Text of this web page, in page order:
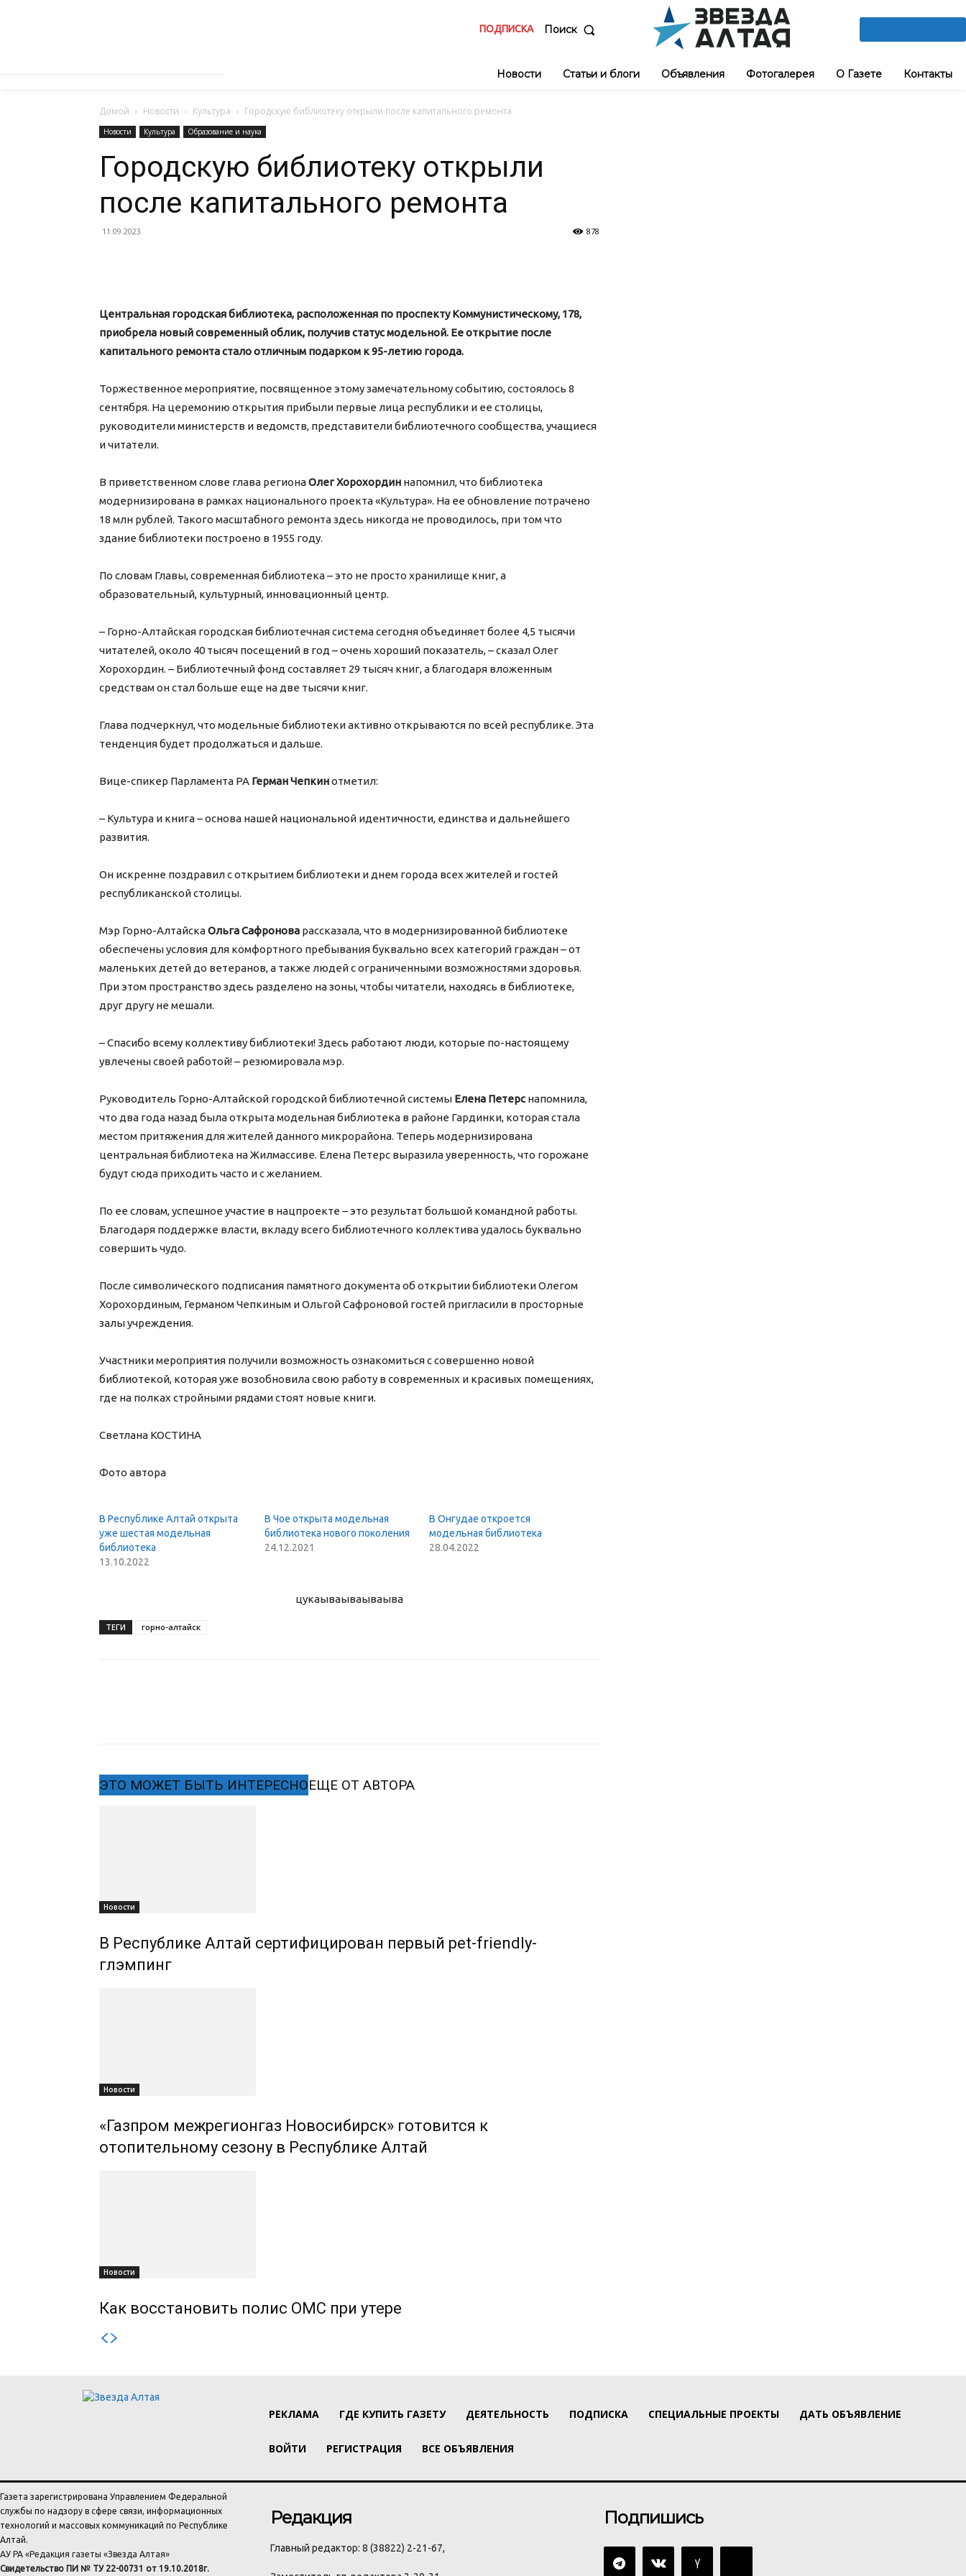
ПОДПИСКА Поиск
Новости Статьи и блоги Объявления Фотогалерея О Газете Контакты
Домой Новости Культура Городскую библиотеку открыли после капитального ремонта
Новости Культура Образование и наука
Городскую библиотеку открыли
после капитального ремонта
11.09.2023 878
Центральная городская библиотека, расположенная по проспекту Коммунистическому, 178,
приобрела новый современный облик, получив статус модельной. Ее открытие после
капитального ремонта стало отличным подарком к 95-летию города.
Торжественное мероприятие, посвященное этому замечательному событию, состоялось 8
сентября. На церемонию открытия прибыли первые лица республики и ее столицы,
руководители министерств и ведомств, представители библиотечного сообщества, учащиеся
и читатели.
В приветственном слове глава регионаОлег Хорохордин напомнил, что библиотека
модернизирована в рамках национального проекта «Культура». На ее обновление потрачено
18 млн рублей. Такого масштабного ремонта здесь никогда не проводилось, при том что
здание библиотеки построено в 1955 году.
По словам Главы, современная библиотека ­– это не просто хранилище книг, а
образовательный, культурный, инновационный центр.
– Горно-Алтайская городская библиотечная система сегодня объединяет более 4,5 тысячи
читателей, около 40 тысяч посещений в год – очень хороший показатель, – сказал Олег
Хорохордин. – Библиотечный фонд составляет 29 тысяч книг, а благодаря вложенным
средствам он стал больше еще на две тысячи книг.
Глава подчеркнул, что модельные библиотеки активно открываются по всей республике. Эта
тенденция будет продолжаться и дальше.
Вице-спикер Парламента РА Герман Чепкинотметил:
– Культура и книга – основа нашей национальной идентичности, единства и дальнейшего
развития.
Он искренне поздравил с открытием библиотеки и днем города всех жителей и гостей
республиканской столицы.
Мэр Горно-АлтайскаОльга Сафронова рассказала, что в модернизированной библиотеке
обеспечены условия для комфортного пребывания буквально всех категорий граждан – от
маленьких детей до ветеранов, а также людей с ограниченными возможностями здоровья.
При этом пространство здесь разделено на зоны, чтобы читатели, находясь в библиотеке,
друг другу не мешали.
– Спасибо всему коллективу библиотеки! Здесь работают люди, которые по-настоящему
увлечены своей работой! – резюмировала мэр.
Руководитель Горно-Алтайской городской библиотечной системы Елена Петерс напомнила,
что два года назад была открыта модельная библиотека в районе Гардинки, которая стала
местом притяжения для жителей данного микрорайона. Теперь модернизирована
центральная библиотека на Жилмассиве. Елена Петерс выразила уверенность, что горожане
будут сюда приходить часто и с желанием.
По ее словам, успешное участие в нацпроекте – это результат большой командной работы.
Благодаря поддержке власти, вкладу всего библиотечного коллектива удалось буквально
совершить чудо.
После символического подписания памятного документа об открытии библиотеки Олегом
Хорохординым, Германом Чепкиным и Ольгой Сафроновой гостей пригласили в просторные
залы учреждения.
Участники мероприятия получили возможность ознакомиться с совершенно новой
библиотекой, которая уже возобновила свою работу в современных и красивых помещениях,
где на полках стройными рядами стоят новые книги.
Светлана КОСТИНА
Фото автора
В Республике Алтай открыта
уже шестая модельная
библиотека
13.10.2022
В Чое открыта модельная
библиотека нового поколения
24.12.2021
В Онгудае откроется
модельная библиотека
28.04.2022
цукаываываываыва
ТЕГИ горно-алтайск
ЭТО МОЖЕТ БЫТЬ ИНТЕРЕСНОЕЩЕ ОТ АВТОРА
Новости
В Республике Алтай сертифицирован первый pet-friendly-
глэмпинг
Новости
«Газпром межрегионгаз Новосибирск» готовится к
отопительному сезону в Республике Алтай
Новости
Как восстановить полис ОМС при утере
РЕКЛАМА ГДЕ КУПИТЬ ГАЗЕТУ ДЕЯТЕЛЬНОСТЬ ПОДПИСКА СПЕЦИАЛЬНЫЕ ПРОЕКТЫ ДАТЬ ОБЪЯВЛЕНИЕ
ВОЙТИ РЕГИСТРАЦИЯ ВСЕ ОБЪЯВЛЕНИЯ
Газета зарегистрирована Управлением Федеральной
службы по надзору в сфере связи, информационных
технологий и массовых коммуникаций по Республике
Алтай.
АУ РА «Редакция газеты «Звезда Алтая»
Свидетельство ПИ № ТУ 22-00731 от 19.10.2018г.
Редакция
Главный редактор: 8 (38822) 2-21-67,
Подпишись